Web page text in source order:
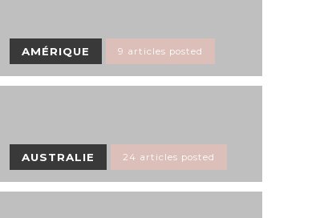
AMÉRIQUE 9 articles posted
AUSTRALIE 24 articles posted